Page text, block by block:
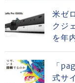
米ゼ
クジ
を年
「
式サ